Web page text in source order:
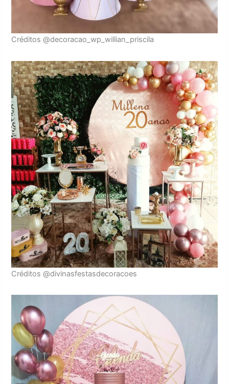
Créditos @decoracao_wp_willian_priscila
Créditos @divinasfestasdecoracoes